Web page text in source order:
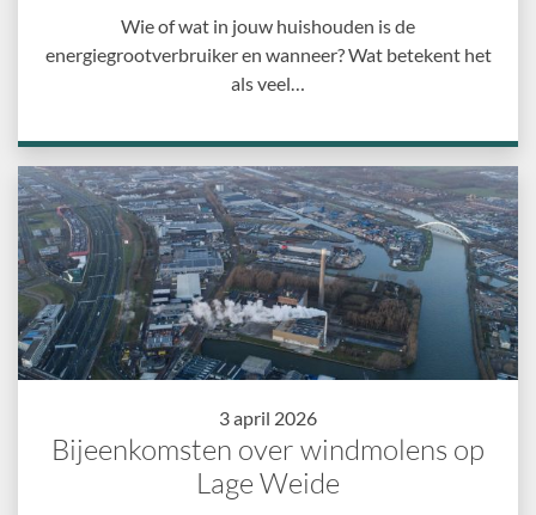
Wie of wat in jouw huishouden is de
energiegrootverbruiker en wanneer? Wat betekent het
als veel…
3 april 2026
Bijeenkomsten over windmolens op
Lage Weide